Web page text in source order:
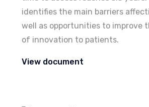
identifies the main barriers
well as opportunities to improve
of innovation to patients.
View document